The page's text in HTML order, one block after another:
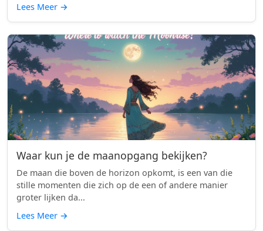
Lees Meer →
Waar kun je de maanopgang bekijken?
De maan die boven de horizon opkomt, is een van die
stille momenten die zich op de een of andere manier
groter lijken da...
Lees Meer →